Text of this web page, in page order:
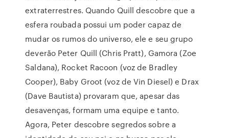
extraterrestres. Quando Quill descobre que a
esfera roubada possui um poder capaz de
mudar os rumos do universo, ele e seu grupo
deverão Peter Quill (Chris Pratt), Gamora (Zoe
Saldana), Rocket Racoon (voz de Bradley
Cooper), Baby Groot (voz de Vin Diesel) e Drax
(Dave Bautista) provaram que, apesar das
desavenças, formam uma equipe e tanto.
Agora, Peter descobre segredos sobre a